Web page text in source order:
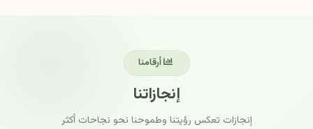
أرقامنا
إنجازاتنا
إنجازات تعكس رؤيتنا وطموحنا نحو نجاحات أكثر